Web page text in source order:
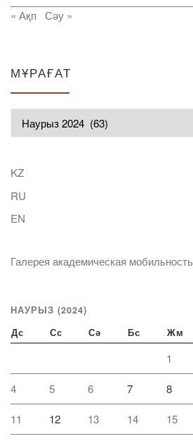
« Ақп
Сәу »
МҰРАҒАТ
KZ
RU
EN
Галерея академическая мобильность
НАУРЫЗ (2024)
Дс Сс Сә Бс Жм
1
4 5 6 7 8
11 12 13 14 15